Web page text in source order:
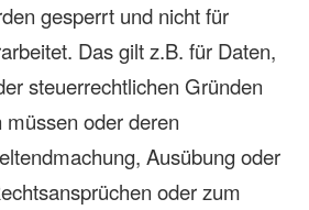
gesperrt und nicht für
Das gilt z.B. für Daten,
steuerrechtlichen Gründen
oder deren
Ausübung oder
oder zum